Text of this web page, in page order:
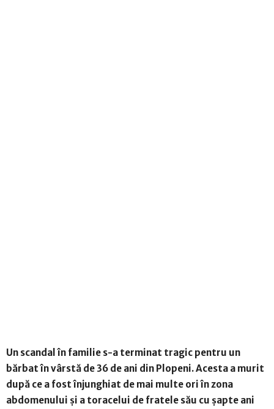
Un scandal în familie s-a terminat tragic pentru un
bărbat în vârstă de 36 de ani din Plopeni. Acesta a murit
după ce a fost înjunghiat de mai multe ori în zona
abdomenului și a toracelui de fratele său cu șapte ani